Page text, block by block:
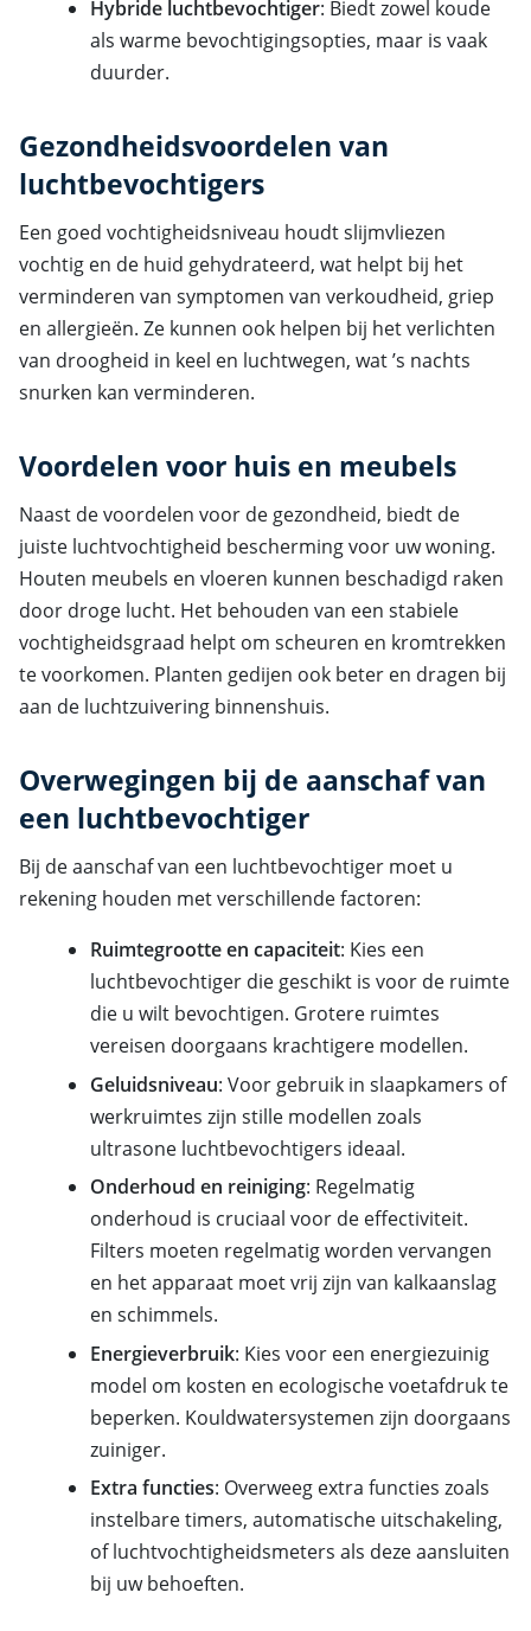
Hybride luchtbevochtiger: Biedt zowel koude
als warme bevochtigingsopties, maar is vaak
duurder.
Gezondheidsvoordelen van
luchtbevochtigers
Een goed vochtigheidsniveau houdt slijmvliezen
vochtig en de huid gehydrateerd, wat helpt bij het
verminderen van symptomen van verkoudheid, griep
en allergieën. Ze kunnen ook helpen bij het verlichten
van droogheid in keel en luchtwegen, wat ’s nachts
snurken kan verminderen.
Voordelen voor huis en meubels
Naast de voordelen voor de gezondheid, biedt de
juiste luchtvochtigheid bescherming voor uw woning.
Houten meubels en vloeren kunnen beschadigd raken
door droge lucht. Het behouden van een stabiele
vochtigheidsgraad helpt om scheuren en kromtrekken
te voorkomen. Planten gedijen ook beter en dragen bij
aan de luchtzuivering binnenshuis.
Overwegingen bij de aanschaf van
een luchtbevochtiger
Bij de aanschaf van een luchtbevochtiger moet u
rekening houden met verschillende factoren:
Ruimtegrootte en capaciteit: Kies een
luchtbevochtiger die geschikt is voor de ruimte
die u wilt bevochtigen. Grotere ruimtes
vereisen doorgaans krachtigere modellen.
Geluidsniveau: Voor gebruik in slaapkamers of
werkruimtes zijn stille modellen zoals
ultrasone luchtbevochtigers ideaal.
Onderhoud en reiniging: Regelmatig
onderhoud is cruciaal voor de effectiviteit.
Filters moeten regelmatig worden vervangen
en het apparaat moet vrij zijn van kalkaanslag
en schimmels.
Energieverbruik: Kies voor een energiezuinig
model om kosten en ecologische voetafdruk te
beperken. Kouldwatersystemen zijn doorgaans
zuiniger.
Extra functies: Overweeg extra functies zoals
instelbare timers, automatische uitschakeling,
of luchtvochtigheidsmeters als deze aansluiten
bij uw behoeften.